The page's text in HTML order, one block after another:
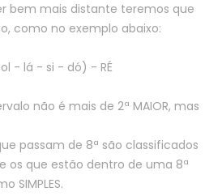
bem mais distante teremos que
como no exemplo abaixo:
- lá - si - dó) - RÉ
não é mais de 2ª MAIOR, mas
passam de 8ª são classificados
os que estão dentro de uma 8ª
SIMPLES.